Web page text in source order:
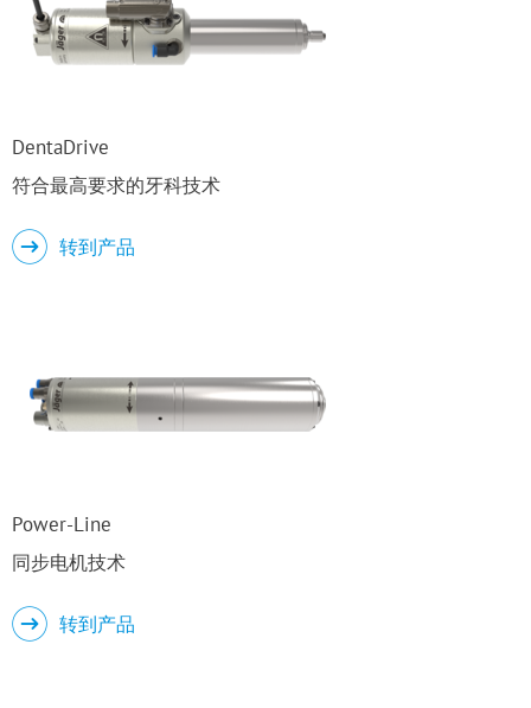
DentaDrive
符合最高要求的牙科技术
转到产品
Power-Line
同步电机技术
转到产品